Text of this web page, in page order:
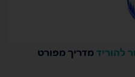
להוריד מדריך מפורט